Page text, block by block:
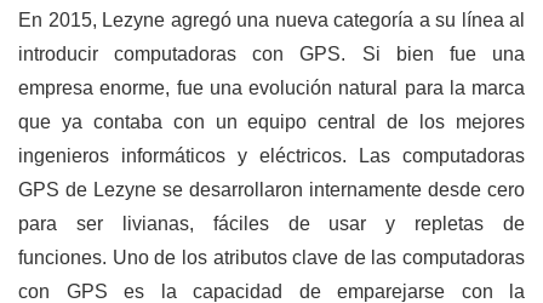
En 2015, Lezyne agregó una nueva categoría a su línea al
introducir computadoras con GPS. Si bien fue una
empresa enorme, fue una evolución natural para la marca
que ya contaba con un equipo central de los mejores
ingenieros informáticos y eléctricos. Las computadoras
GPS de Lezyne se desarrollaron internamente desde cero
para ser livianas, fáciles de usar y repletas de
funciones. Uno de los atributos clave de las computadoras
con GPS es la capacidad de emparejarse con la